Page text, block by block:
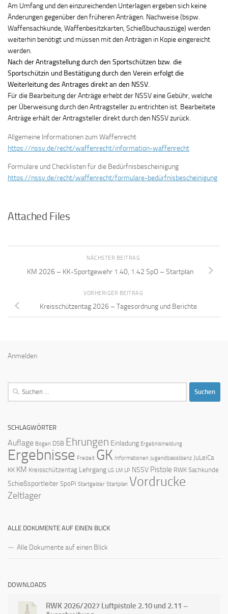
Am Umfang und den einzureichenden Unterlagen ergeben sich keine
Änderungen gegenüber den früheren Anträgen. Nachweise (bspw.
Waffensachkunde, Waffenbesitzkarten, Schießbuchauszüge) werden
weiterhin benötigt und müssen mit den Anträgen in Kopie eingereicht
werden.
Nach der Antragstellung durch den Sportschützen bzw. die
Sportschützin und Bestätigung durch den Verein erfolgt die
Weiterleitung des Antrages direkt an den NSSV.
Für die Bearbeitung der Anträge erhebt der NSSV eine Gebühr, welche
per Überweisung durch den Antragsteller zu entrichten ist. Bearbeitete
Anträge erhält der Antragsteller direkt durch den NSSV zurück.
Allgemeine Informationen zum Waffenrecht
https://nssv.de/recht/waffenrecht/information-waffenrecht
Formulare und Checklisten für die Bedürfnisbescheinigung
https://nssv.de/recht/waffenrecht/formulare-bedürfnisbescheinigung
Attached Files
NÄCHSTER BEITRAG
KM 2026 – KK-Sportgewehr 1.40, 1.42 SpO – Startplan
VORHERIGER BEITRAG
Kreisschützentag 2026 – Tagesordnung und Berichte
Anmelden
Suchen
SCHLAGWÖRTER
Auflage Bogen DSB Ehrungen Einladung Ergebnismeldung
Ergebnisse Freizeit GK Informationen Jugendbasislizenz JuLeiCa
KK KM Kreisschützentag Lehrgang LG LM LP NSSV Pistole RWK Sachkunde
Schießsportleiter SpoPi Startgelder Startplan Vordrucke
Zeltlager
ALLE DOKUMENTE AUF EINEN BLICK
Alle Dokumente auf einen Blick
DOWNLOADS
RWK 2026/2027 Luftpistole 2.10 und 2.11 –